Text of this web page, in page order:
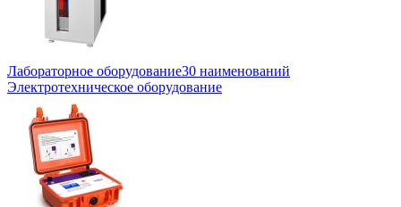
Лабораторное оборудование30 наименований
Электротехническое оборудование